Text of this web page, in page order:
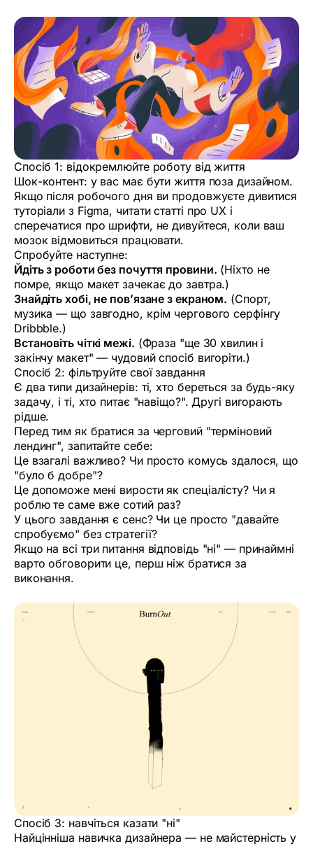
Спосіб 1: відокремлюйте роботу від життя
Шок-контент: у вас має бути життя поза дизайном.
Якщо після робочого дня ви продовжуєте дивитися
туторіали з Figma, читати статті про UX і
сперечатися про шрифти, не дивуйтеся, коли ваш
мозок відмовиться працювати.
Спробуйте наступне:
Йдіть з роботи без почуття провини. (Ніхто не
помре, якщо макет зачекає до завтра.)
Знайдіть хобі, не пов’язане з екраном. (Спорт,
музика — що завгодно, крім чергового серфінгу
Dribbble.)
Встановіть чіткі межі. (Фраза "ще 30 хвилин і
закінчу макет" — чудовий спосіб вигоріти.)
Спосіб 2: фільтруйте свої завдання
Є два типи дизайнерів: ті, хто береться за будь-яку
задачу, і ті, хто питає "навіщо?". Другі вигорають
рідше.
Перед тим як братися за черговий "терміновий
лендинг", запитайте себе:
Це взагалі важливо? Чи просто комусь здалося, що
"було б добре"?
Це допоможе мені вирости як спеціалісту? Чи я
роблю те саме вже сотий раз?
У цього завдання є сенс? Чи це просто "давайте
спробуємо" без стратегії?
Якщо на всі три питання відповідь "ні" — принаймні
варто обговорити це, перш ніж братися за
виконання.
Спосіб 3: навчіться казати "ні"
Найцінніша навичка дизайнера — не майстерність у